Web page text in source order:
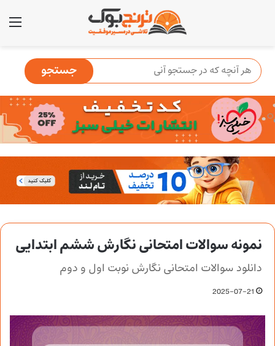
نمونه سوالات امتحانی نگارش ششم ابتدایی
دانلود سوالات امتحانی نگارش نوبت اول و دوم
2025-07-21